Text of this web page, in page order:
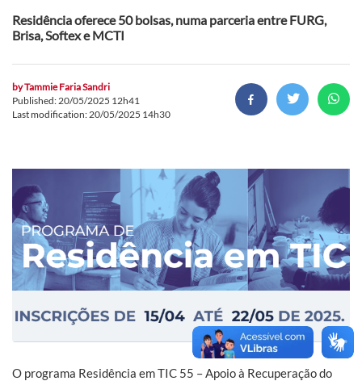
Residência oferece 50 bolsas, numa parceria entre FURG,
Brisa, Softex e MCTI
byTammie Faria Sandri
Published: 20/05/2025 12h41
Last modification: 20/05/2025 14h30
O programa Residência em TIC 55 – Apoio à Recuperação do